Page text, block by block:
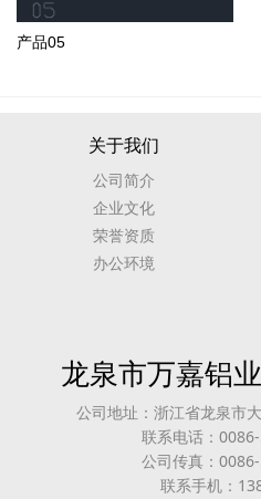
产品05
关于我们
公司简介
企业文化
荣誉资质
办公环境
龙泉市万嘉铝
公司地址：浙江省龙泉市
联系电话：
公司传真：
联系手机：